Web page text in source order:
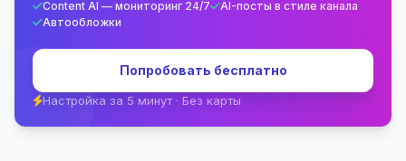
Content AI — мониторинг 24/7
AI-посты в стиле канала
Автообложки
Попробовать бесплатно
Настройка за 5 минут · Без карты